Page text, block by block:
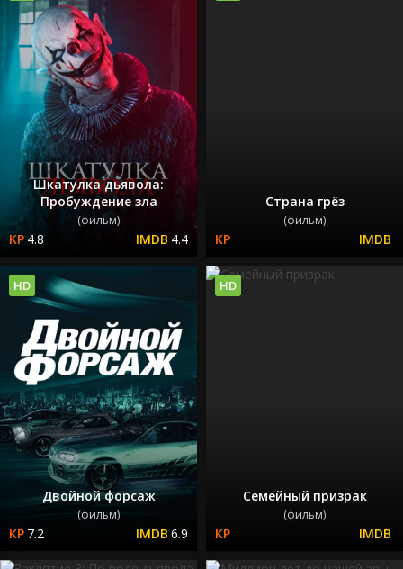
Шкатулка дьявола:
Пробуждение зла
(фильм)
4.8 4.4
Страна грёз
(фильм)
Двойной форсаж
(фильм)
7.2 6.9
HD
Семейный призрак
(фильм)
HD